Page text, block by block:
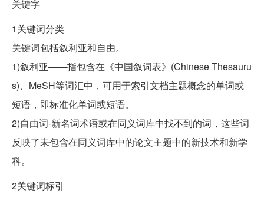
关键字
1关键词分类
关键词包括叙利亚和自由。
1)叙利亚——指包含在《中国叙词表》(Chinese Thesauru
s)、MeSH等词汇中，可用于索引文档主题概念的单词或
短语，即标准化单词或短语。
2)自由词-新名词术语或在同义词库中找不到的词，这些词
反映了未包含在同义词库中的论文主题中的新技术和新学
科。
2关键词标引